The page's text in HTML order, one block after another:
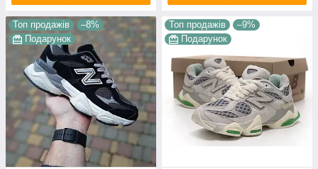
Топ продажів
–8%
Подарунок
Топ продажів
–9%
Подарунок